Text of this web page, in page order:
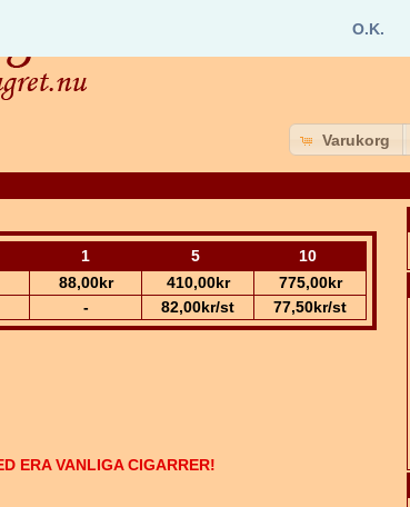
O.K.
Varukorg
1 5
10
88,00kr 410,00kr
775,00kr
-
82,00kr/st 77,50kr/st
ERA VANLIGA CIGARRER!